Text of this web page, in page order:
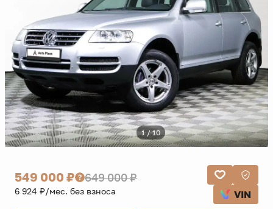
1 / 10
549 000 ₽ 649 000 ₽
6 924 ₽/мес. без взноса VIN